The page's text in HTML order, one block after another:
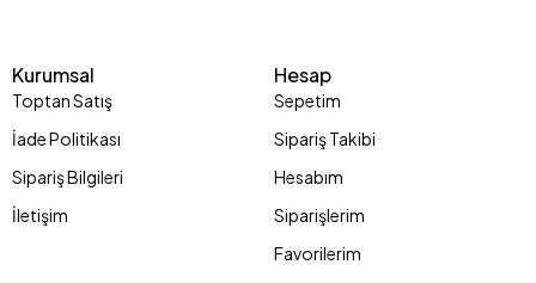
Kurumsal
Toptan Satış
İade Politikası
Sipariş Bilgileri
İletişim
Hesap
Sepetim
Sipariş Takibi
Hesabım
Siparişlerim
Favorilerim